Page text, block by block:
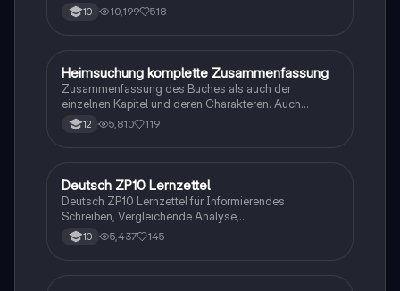
10 10,199 518
Deutsch
Heimsuchung komplette Zusammenfassung
Zusammenfassung des Buches als auch der
einzelnen Kapitel und deren Charakteren. Auch
tabellarisch. Im Unterricht ohne KI erstellt
12 5,810 119
Deutsch
Deutsch ZP10 Lernzettel
Deutsch ZP10 Lernzettel für Informierendes
Schreiben, Vergleichende Analyse,
Sachtexte/Roman/Gedicht..
10 5,437 145